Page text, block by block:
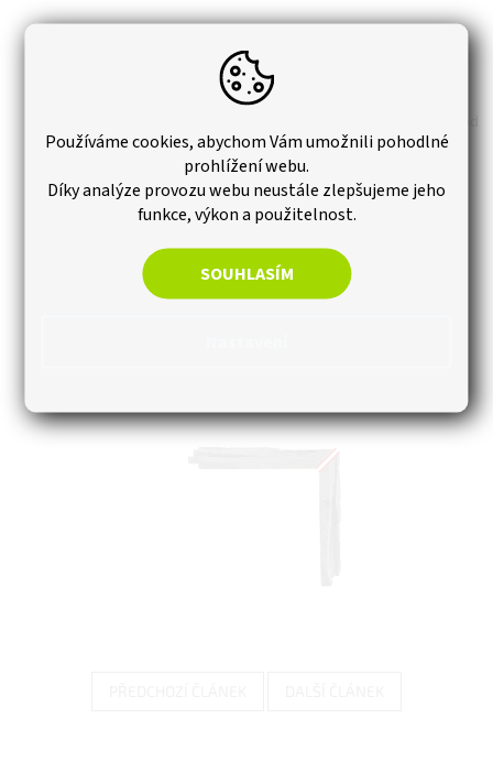
Používáme cookies, abychom Vám umožnili pohodlné
prohlížení webu.
Díky analýze provozu webu neustále zlepšujeme jeho
funkce, výkon a použitelnost.
SOUHLASÍM
úhlem 45° na každé vzniklé straně po rozříznutí.